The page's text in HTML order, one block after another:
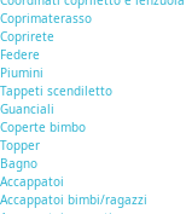
Coprimaterasso
Coprirete
Federe
Piumini
Tappeti scendiletto
Guanciali
Coperte bimbo
Topper
Bagno
Accappatoi
Accappatoi bimbi/ragazzi